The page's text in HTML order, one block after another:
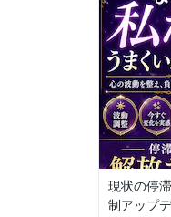
現状の停
制アップ